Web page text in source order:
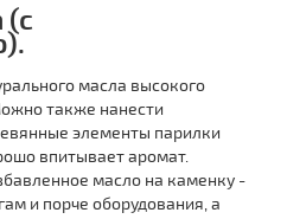
масла высокого
также нанести
элементы парилки
впитывает аромат.
масло на каменку -
и порче оборудования, а